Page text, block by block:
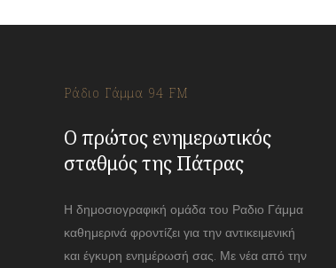
Ράδιο Γάμμα 94 FM
Ο πρώτος ενημερωτικός
σταθμός της Πάτρας
Η δημοσιογραφική ομάδα του Ραδιο Γάμμα
καθημερινά φροντίζει για την αντικειμενική
και έγκυρη ενημέρωσή σας. Με νέα από την